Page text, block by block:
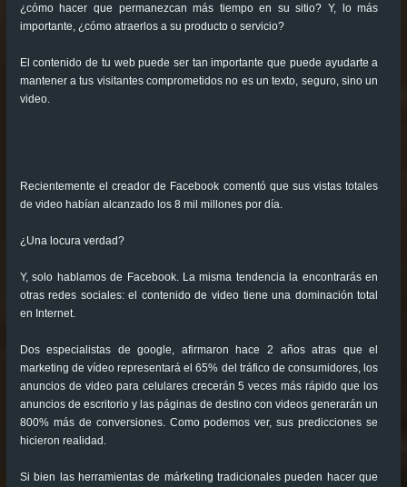
¿cómo hacer que permanezcan más tiempo en su sitio? Y, lo más
importante, ¿cómo atraerlos a su producto o servicio?
El contenido de tu web puede ser tan importante que puede ayudarte a
mantener a tus visitantes comprometidos no es un texto, seguro, sino un
video.
Recientemente el creador de Facebook comentó que sus vistas totales
de video habían alcanzado los 8 mil millones por día.
¿Una locura verdad?
Y, solo hablamos de Facebook. La misma tendencia la encontrarás en
otras redes sociales: el contenido de video tiene una dominación total
en Internet.
Dos especialistas de google, afirmaron hace 2 años atras que el
marketing de vídeo representará el 65% del tráfico de consumidores, los
anuncios de video para celulares crecerán 5 veces más rápido que los
anuncios de escritorio y las páginas de destino con videos generarán un
800% más de conversiones. Como podemos ver, sus predicciones se
hicieron realidad.
Si bien las herramientas de márketing tradicionales pueden hacer que